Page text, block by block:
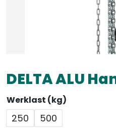
DELTA ALU
Werklast (kg)
250 500